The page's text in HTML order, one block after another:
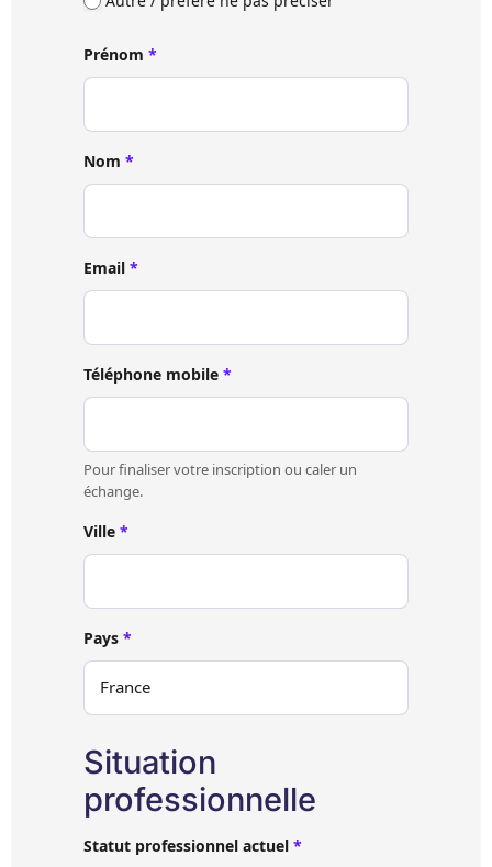
Prénom *
Nom *
Email *
Téléphone mobile *
Pour finaliser votre inscription ou caler un
échange.
Ville *
Pays *
Situation
professionnelle
Statut professionnel actuel *